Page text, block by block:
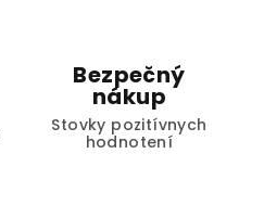
Bezpečný
nákup
Stovky pozitívnych
hodnotení